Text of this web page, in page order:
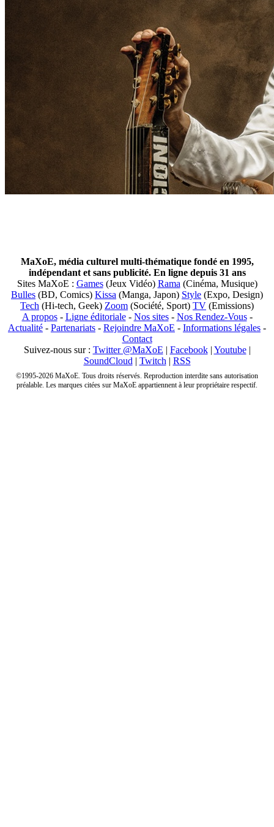
MaXoE, média culturel multi-thématique fondé en 1995,
indépendant et sans publicité. En ligne depuis 31 ans
Sites MaXoE : Games(Jeux Vidéo) Rama (Cinéma, Musique)
Bulles (BD, Comics) Kissa (Manga, Japon) Style (Expo, Design)
Tech (Hi-tech, Geek) Zoom (Société, Sport) TV (Emissions)
A propos- Ligne éditoriale- Nos sites- Nos Rendez-Vous-
Actualité - Partenariats - Rejoindre MaXoE - Informations légales -
Contact
Suivez-nous sur : Twitter @MaXoE | Facebook| Youtube|
SoundCloud | Twitch | RSS
©1995-2026 MaXoE. Tous droits réservés. Reproduction interdite sans autorisation
préalable. Les marques citées sur MaXoE appartiennent à leur propriétaire respectif.